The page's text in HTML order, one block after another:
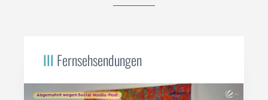
III Fernsehsendungen